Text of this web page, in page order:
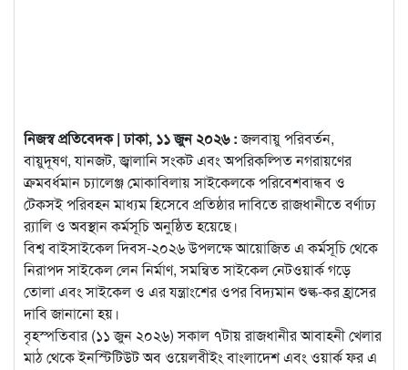
নিজস্ব প্রতিবেদক | ঢাকা, ১১ জুন ২০২৬ :জলবায়ু পরিবর্তন,
বায়ুদূষণ, যানজট, জ্বালানি সংকট এবং অপরিকল্পিত নগরায়ণের
ক্রমবর্ধমান চ্যালেঞ্জ মোকাবিলায় সাইকেলকে পরিবেশবান্ধব ও
টেকসই পরিবহন মাধ্যম হিসেবে প্রতিষ্ঠার দাবিতে রাজধানীতে বর্ণাঢ্য
র‌্যালি ও অবস্থান কর্মসূচি অনুষ্ঠিত হয়েছে।
বিশ্ব বাইসাইকেল দিবস-২০২৬ উপলক্ষে আয়োজিত এ কর্মসূচি থেকে
নিরাপদ সাইকেল লেন নির্মাণ, সমন্বিত সাইকেল নেটওয়ার্ক গড়ে
তোলা এবং সাইকেল ও এর যন্ত্রাংশের ওপর বিদ্যমান শুল্ক-কর হ্রাসের
দাবি জানানো হয়।
বৃহস্পতিবার (১১ জুন ২০২৬) সকাল ৭টায় রাজধানীর আবাহনী খেলার
মাঠ থেকে ইনস্টিটিউট অব ওয়েলবীইং বাংলাদেশ এবং ওয়ার্ক ফর এ